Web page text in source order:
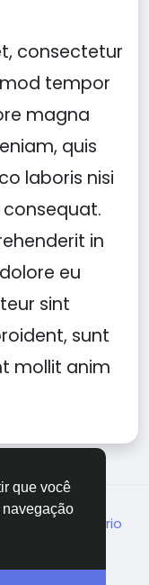
que você
consectetur
tempor
magna
quis
laboris nisi
in
eu
sint
sunt
mollit anim
(Brazil)
conosco Diretório